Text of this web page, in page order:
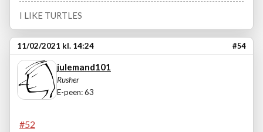
I LIKE TURTLES
11/02/2021 kl. 14:24 #54
julemand101
Rusher
E-peen: 63
#52